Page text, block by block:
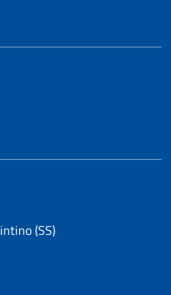
(SS)